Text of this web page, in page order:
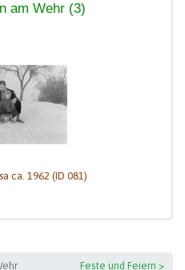
am Wehr (3)
ca. 1962 (ID 081)
Feste und Feiern >